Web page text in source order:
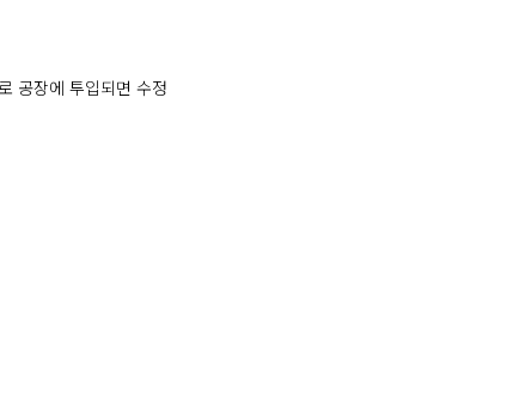
공장에 투입되면 수정